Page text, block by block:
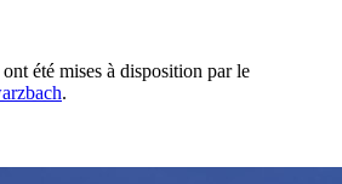
été mises à disposition par le
.